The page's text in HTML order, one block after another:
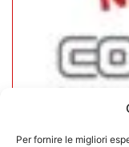
Per fornire le migliori